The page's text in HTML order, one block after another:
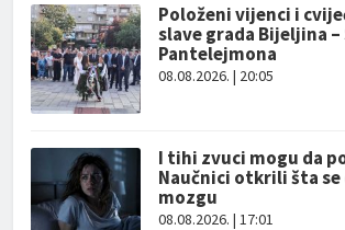
Položeni vijenci i
slave grada Bijeljina
Pantelejmona
08.08.2026. | 20:05
I tihi zvuci mogu da
Naučnici otkrili šta se
mozgu
08.08.2026. | 17:01